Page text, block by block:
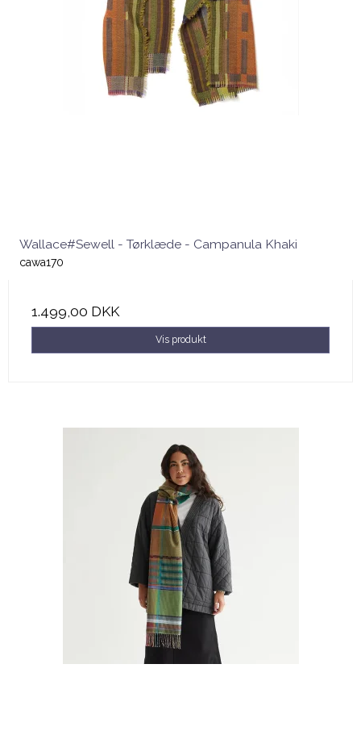
Wallace#Sewell - Tørklæde - Campanula Khaki
cawa170
1.499,00 DKK
Vis produkt